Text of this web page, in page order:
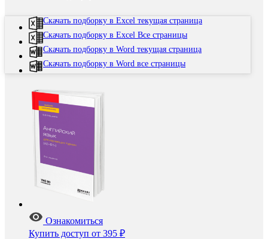
Скачать подборку в Excel текущая страница
Скачать подборку в Excel Все страницы
Скачать подборку в Word текущая страница
Скачать подборку в Word все страницы
Ознакомиться
Купить доступ от 395 ₽